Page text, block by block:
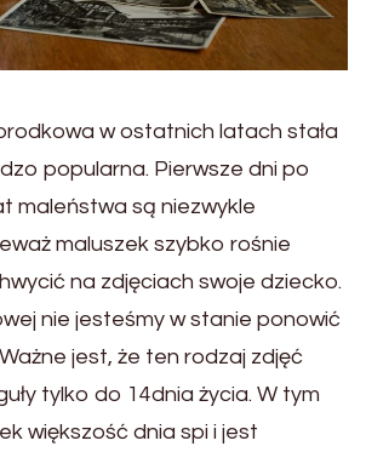
w ostatnich latach stała
popularna. Pierwsze dni po
maleństwa są niezwykle
maluszek szybko rośnie
na zdjęciach swoje dziecko.
nie jesteśmy w stanie ponowić
jest, że ten rodzaj zdjęć
tylko do 14dnia życia. W tym
większość dnia spi i jest